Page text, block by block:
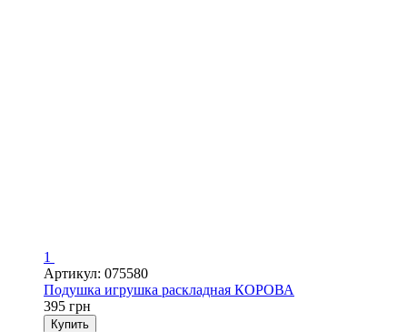
1
Артикул: 075580
Подушка игрушка раскладная КОРОВА
395 грн
Купить